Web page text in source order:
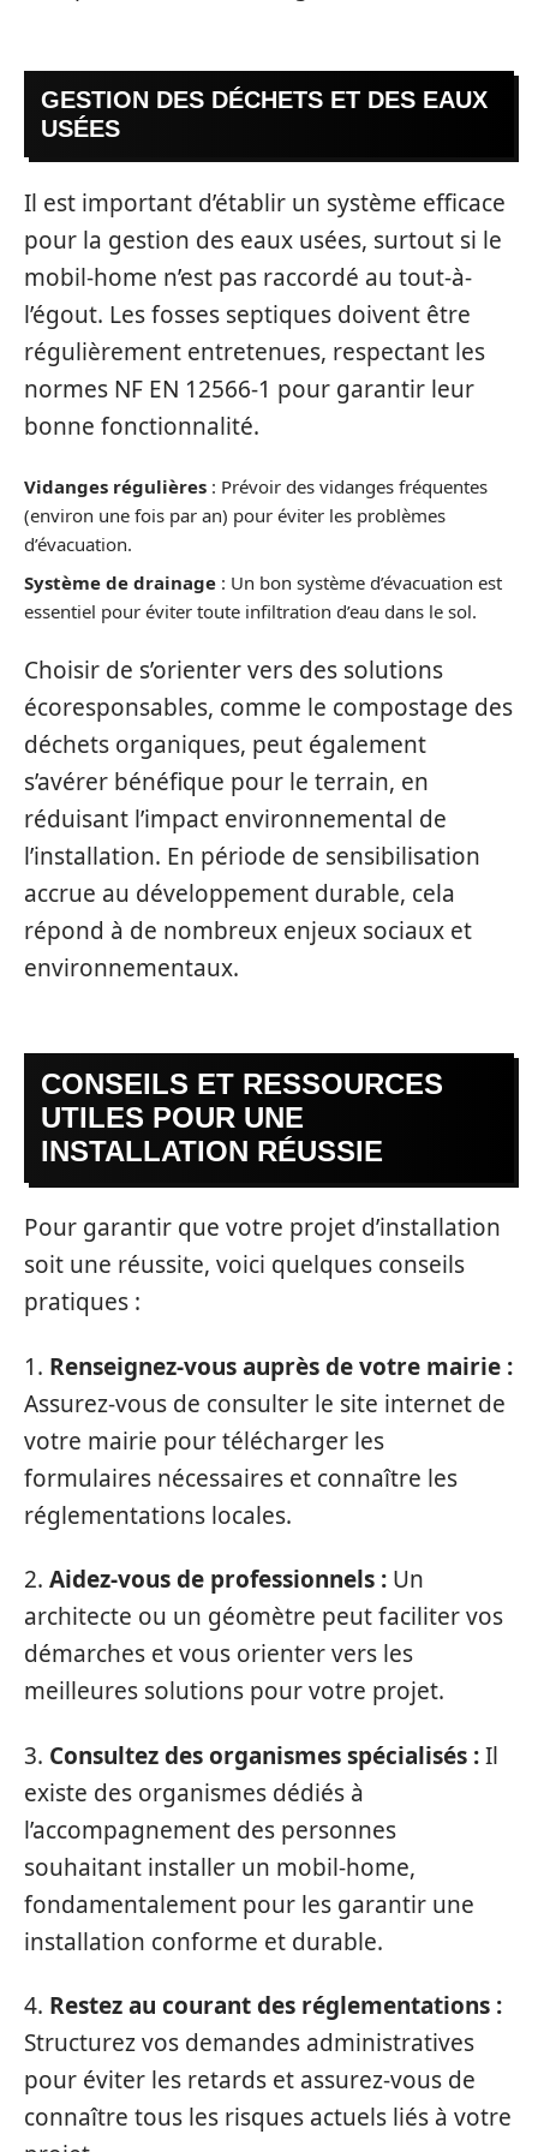
GESTION DES DÉCHETS ET DES EAUX
USÉES
Il est important d’établir un système efficace
pour la gestion des eaux usées, surtout si le
mobil-home n’est pas raccordé au tout-à-
l’égout. Les fosses septiques doivent être
régulièrement entretenues, respectant les
normes NF EN 12566-1 pour garantir leur
bonne fonctionnalité.
Vidanges régulières : Prévoir des vidanges fréquentes
(environ une fois par an) pour éviter les problèmes
d’évacuation.
Système de drainage : Un bon système d’évacuation est
essentiel pour éviter toute infiltration d’eau dans le sol.
Choisir de s’orienter vers des solutions
écoresponsables, comme le compostage des
déchets organiques, peut également
s’avérer bénéfique pour le terrain, en
réduisant l’impact environnemental de
l’installation. En période de sensibilisation
accrue au développement durable, cela
répond à de nombreux enjeux sociaux et
environnementaux.
CONSEILS ET RESSOURCES
UTILES POUR UNE
INSTALLATION RÉUSSIE
Pour garantir que votre projet d’installation
soit une réussite, voici quelques conseils
pratiques :
1. Renseignez-vous auprès de votre mairie :
Assurez-vous de consulter le site internet de
votre mairie pour télécharger les
formulaires nécessaires et connaître les
réglementations locales.
2. Aidez-vous de professionnels : Un
architecte ou un géomètre peut faciliter vos
démarches et vous orienter vers les
meilleures solutions pour votre projet.
3. Consultez des organismes spécialisés :Il
existe des organismes dédiés à
l’accompagnement des personnes
souhaitant installer un mobil-home,
fondamentalement pour les garantir une
installation conforme et durable.
4. Restez au courant des réglementations :
Structurez vos demandes administratives
pour éviter les retards et assurez-vous de
connaître tous les risques actuels liés à votre